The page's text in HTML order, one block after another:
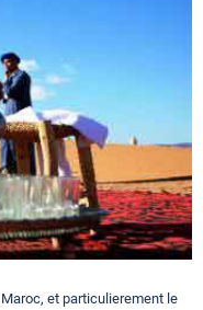
et particulierement le